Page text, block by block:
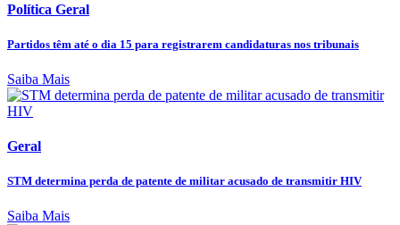
Política Geral
Partidos têm até o dia 15 para registrarem candidaturas nos tribunais
Saiba Mais
Geral
STM determina perda de patente de militar acusado de transmitir HIV
Saiba Mais